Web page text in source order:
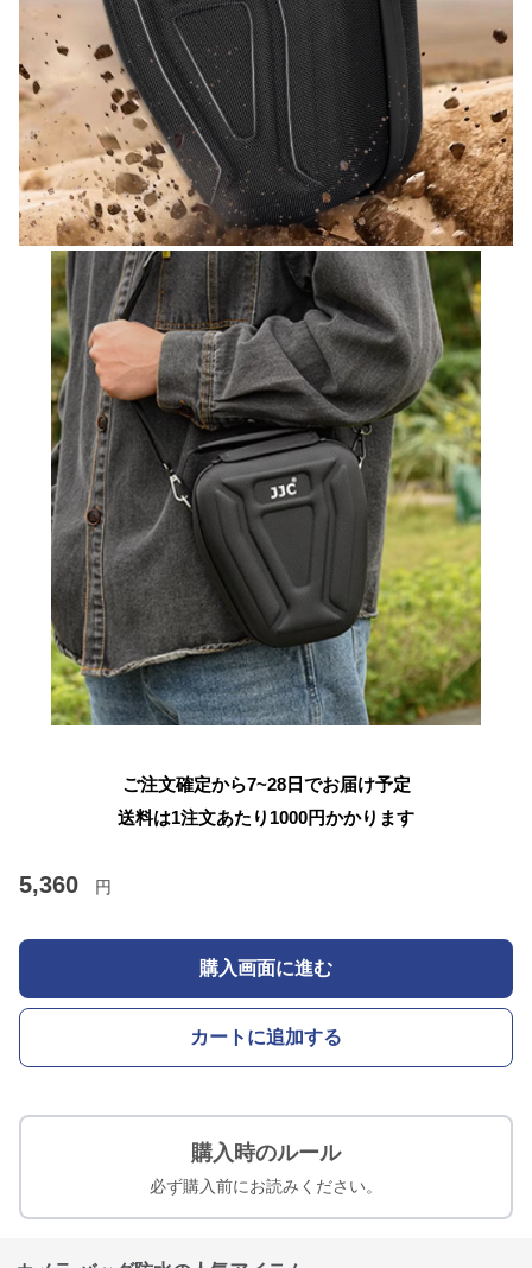
ご注文確定から7~28日でお届け予定
送料は1注文あたり 1000円かかります
5,360 円
購入画面に進む
カートに追加する
購入時のルール
必ず購入前にお読みください。